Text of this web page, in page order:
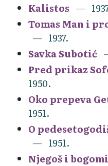
Kalistos
Tomas Man i
1937.
Savka Subotić
Pred prikaz
1950.
Oko prepeva
1951.
O
1951.
Njegoš i